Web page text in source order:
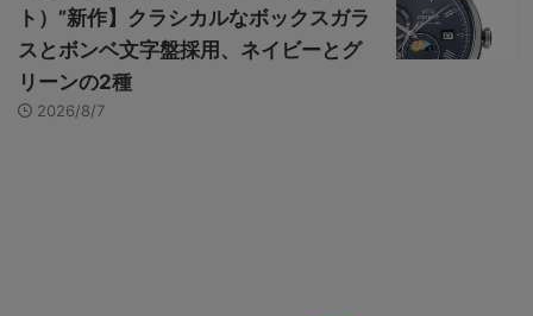
ト）”新作】クラシカルなボックスガラ
スとボンベ文字盤採用、ネイビーとグ
リーンの2種
2026/8/7